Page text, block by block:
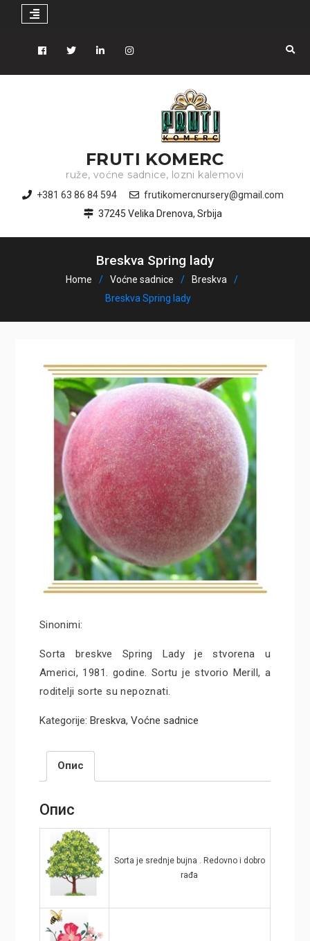
content
FRUTI KOMERC
ruže, voćne sadnice, lozni kalemovi
+381 63 86 84 594
frutikomercnursery@gmail.com
37245 Velika Drenova, Srbija
Breskva Spring lady
Home Voćne sadnice
Breskva
Breskva Spring lady
Sinonimi:
Sorta breskve Spring Lady je stvorena u
Americi, 1981. godine. Sortu je stvorio Merill, a
roditelji sorte su nepoznati.
Kategorije: Breskva, Voćne sadnice
Опис
Опис
Sorta je srednje bujna . Redovno i dobro
rađa